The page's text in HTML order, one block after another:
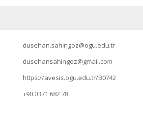
dusehan.sahingoz@ogu.edu.tr
dusehansahingoz@gmail.com
https://avesis.ogu.edu.tr/B0742
+90 0371 682 78